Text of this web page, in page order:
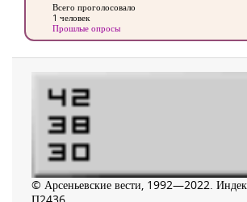
Всего проголосовало
1 человек
Прошлые опросы
© Арсеньевские вести, 1992—2022.